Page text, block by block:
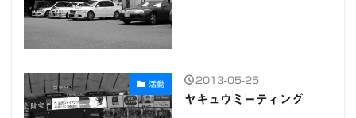
活動 2013-05-25
ヤキュウミーティング